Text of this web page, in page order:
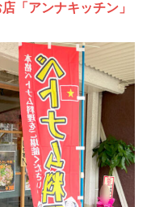
「アンナキッチン」